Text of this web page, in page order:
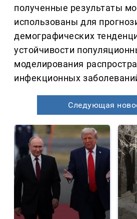
полученные результаты
использованы для
демографических
устойчивости
моделирования
инфекционных
Следующая